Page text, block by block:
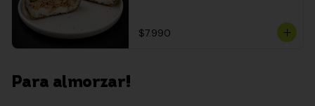
$7.990
Para almorzar!